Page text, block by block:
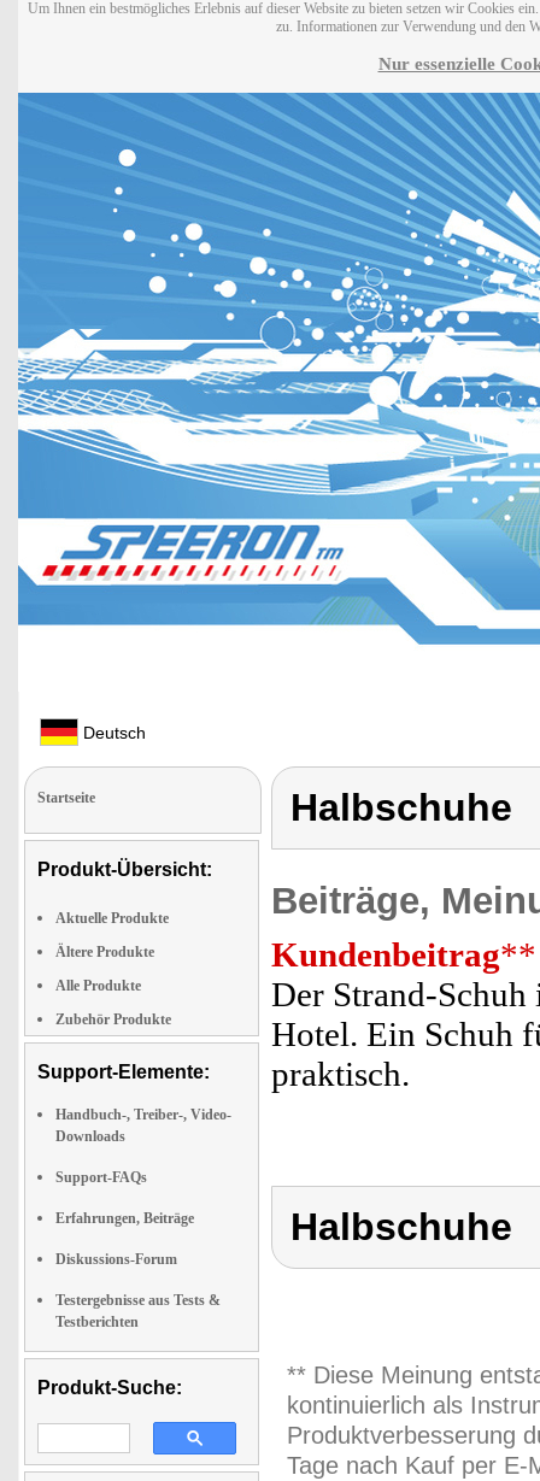
Um Ihnen ein bestmögliches Erlebnis auf dieser Website zu bieten setzen wir Cookies
zu. Informationen zur Verwendung und den
Nur essenzielle
Deutsch
Startseite
Produkt-Übersicht:
Aktuelle Produkte
Ältere Produkte
Alle Produkte
Zubehör Produkte
Support-Elemente:
Handbuch-, Treiber-, Video-
Downloads
Support-FAQs
Erfahrungen, Beiträge
Diskussions-Forum
Testergebnisse aus Tests &
Testberichten
Produkt-Suche:
Halbschuhe
Beiträge,
Kundenbeitrag**
Der Strand-Schuh
Hotel. Ein Schuh
praktisch.
Halbschuhe
** Diese Meinung
kontinuierlich als
Produktverbesserung
Tage nach Kauf per E-